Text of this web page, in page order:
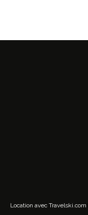
Location avec Travelski.com